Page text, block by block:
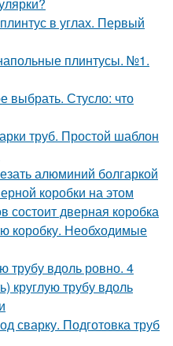
в углах. Первый
плинтусы. №1.
выбрать. Стусло: что
труб. Простой шаблон
алюминий болгаркой
коробки на этом
состоит дверная коробка
коробку. Необходимые
трубу вдоль ровно. 4
круглую трубу вдоль
сварку. Подготовка труб